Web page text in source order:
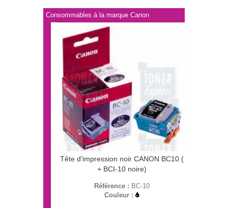
Consommables à la marque Canon
Tête d'impression noir CANON BC10 (
+ BCI-10 noire)
Référence : BC-10
Couleur :